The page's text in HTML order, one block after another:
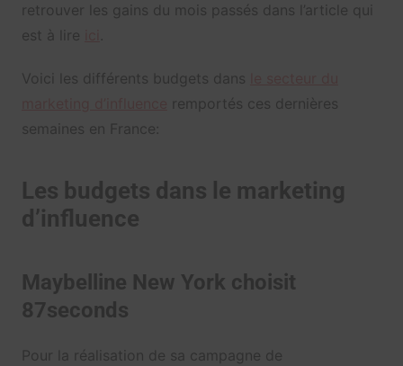
retrouver les gains du mois passés dans l’article qui
est à lire
Voici les différents budgets dans
remportés ces dernières
semaines en France:
Les budgets dans le marketing
d’influence
Maybelline New York choisit
87seconds
Pour la réalisation de sa campagne de